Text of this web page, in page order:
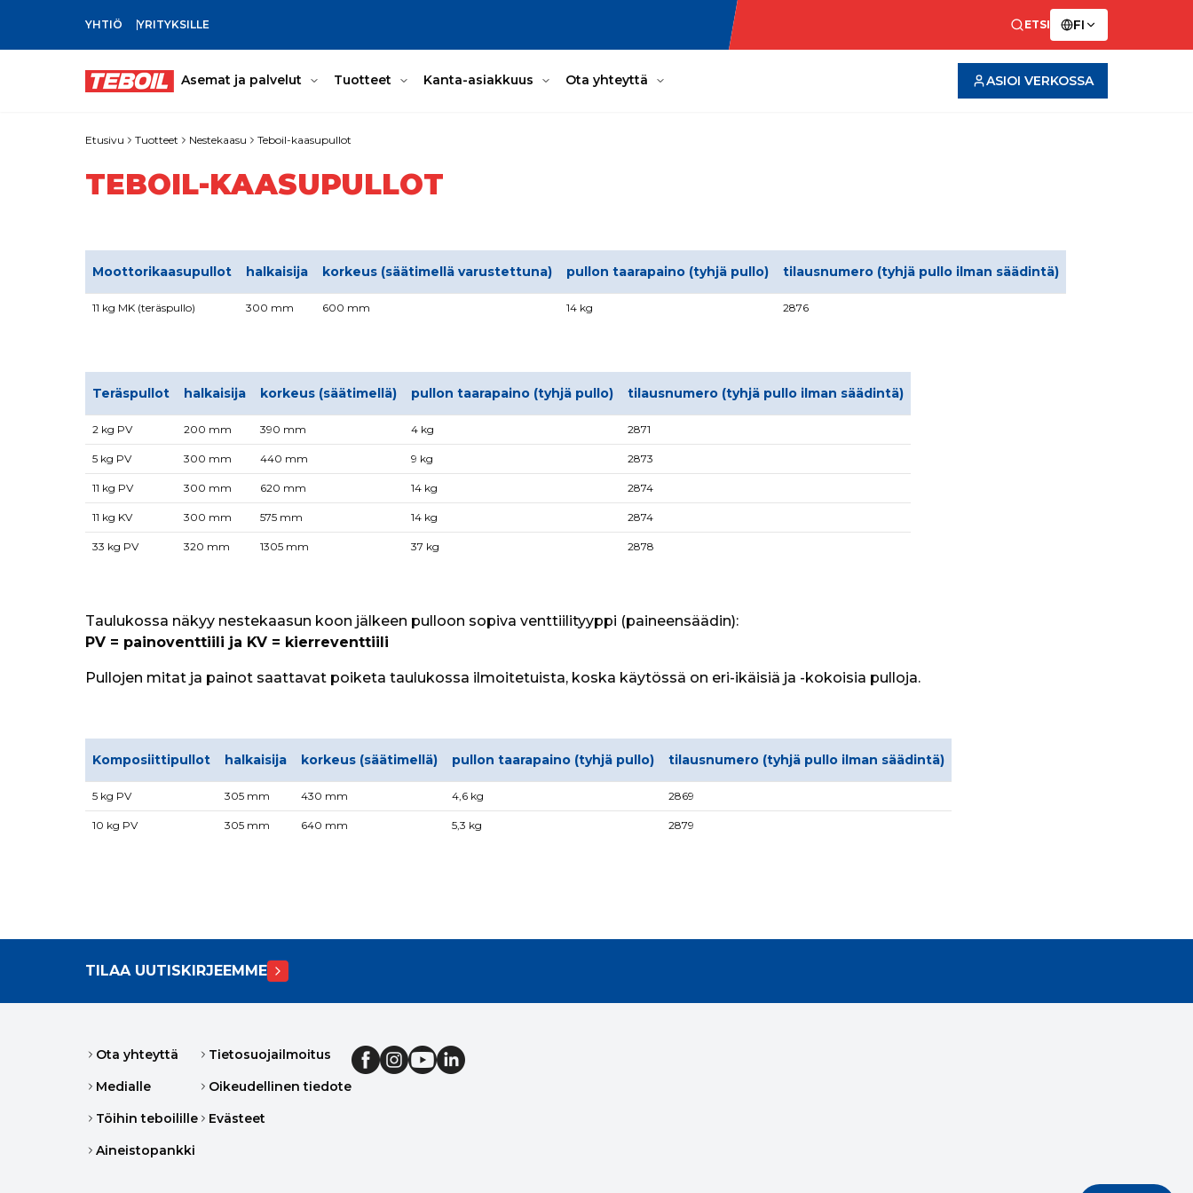
SIIRRY PÄÄSISÄLTÖÖN
YHTIÖ YRITYKSILLE ETSI FI
Asemat ja palvelut Tuotteet Kanta-asiakkuus Ota yhteyttä ASIOI VERKOSSA
Etusivu Tuotteet Nestekaasu Teboil-kaasupullot
TEBOIL-KAASUPULLOT
Moottorikaasupullot halkaisija korkeus (säätimellä varustettuna) pullon taarapaino (tyhjä pullo) tilausnumero (tyhjä pullo ilman säädintä)
11 kg MK (teräspullo) 300 mm 600 mm 14 kg 2876
Teräspullot halkaisija korkeus (säätimellä) pullon taarapaino (tyhjä pullo) tilausnumero (tyhjä pullo ilman säädintä)
2 kg PV 200 mm 390 mm 4 kg 2871
5 kg PV 300 mm 440 mm 9 kg 2873
11 kg PV 300 mm 620 mm 14 kg 2874
11 kg KV 300 mm 575 mm 14 kg 2874
33 kg PV 320 mm 1305 mm 37 kg 2878
Taulukossa näkyy nestekaasun koon jälkeen pulloon sopiva venttiilityyppi (paineensäädin):
PV = painoventtiili ja KV = kierreventtiili
Pullojen mitat ja painot saattavat poiketa taulukossa ilmoitetuista, koska käytössä on eri-ikäisiä ja -kokoisia pulloja.
Komposiittipullot halkaisija korkeus (säätimellä) pullon taarapaino (tyhjä pullo) tilausnumero (tyhjä pullo ilman säädintä)
5 kg PV 305 mm 430 mm 4,6 kg 2869
10 kg PV 305 mm 640 mm 5,3 kg 2879
TILAA UUTISKIRJEEMME
Ota yhteyttä
Medialle
Töihin teboilille
Aineistopankki
Tietosuojailmoitus
Oikeudellinen tiedote
Evästeet